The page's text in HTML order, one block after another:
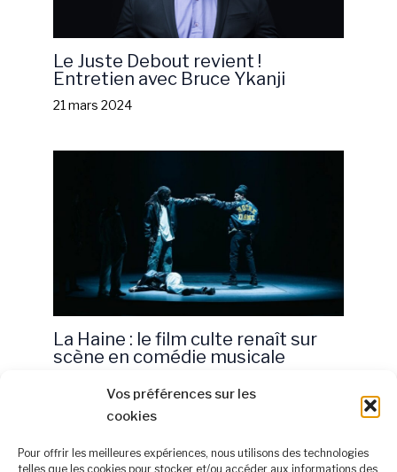
Vos préférences sur les
cookies
Pour offrir les meilleures expériences, nous utilisons des technologies
telles que les cookies pour stocker et/ou accéder aux informations des
Le Juste Debout revient !
Entretien avec Bruce Ykanji
21 mars 2024
La Haine : le film culte renaît sur
scène en comédie musicale